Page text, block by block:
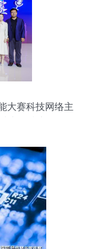
大赛科技网络主